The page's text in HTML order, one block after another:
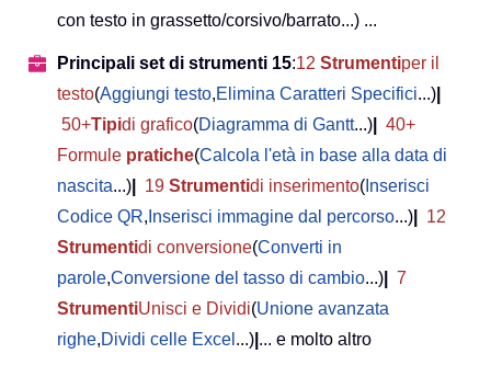
con testo in grassetto/corsivo/barrato...) ...
Principali set di strumenti 15:12 Strumentiper il
testo(Aggiungi testo,Elimina Caratteri Specifici...)
50+Tipidi grafico(Diagramma di Gantt...)
40+
Formule pratiche(Calcola l'età in base alla data di
nascita...) 19 Strumentidi inserimento( Inserisci
Codice QR, Inserisci immagine dal percorso...)
12
Strumentidi conversione(Converti in
parole,Conversione del tasso di cambio...)
7
StrumentiUnisci e Dividi(Unione avanzata
righe,Dividi celle Excel ...) ... e molto altro